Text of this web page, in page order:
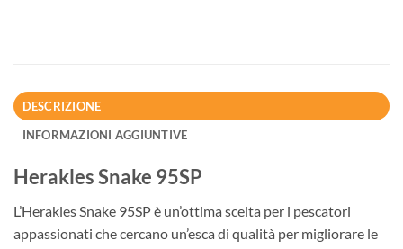
DESCRIZIONE
INFORMAZIONI AGGIUNTIVE
Herakles Snake 95SP
L’Herakles Snake 95SP è un’ottima scelta per i pescatori
appassionati che cercano un’esca di qualità per migliorare le